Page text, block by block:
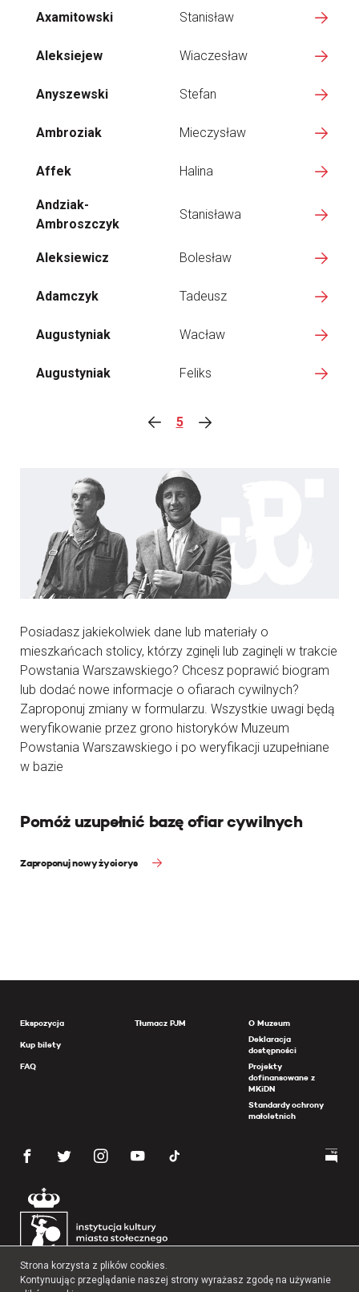
Axamitowski Stanisław
Aleksiejew Wiaczesław
Anyszewski Stefan
Ambroziak Mieczysław
Affek Halina
Andziak-
Ambroszczyk
Stanisława
Aleksiewicz Bolesław
Adamczyk Tadeusz
Augustyniak Wacław
Augustyniak Feliks
5
Posiadasz jakiekolwiek dane lub materiały o
mieszkańcach stolicy, którzy zginęli lub zaginęli w trakcie
Powstania Warszawskiego? Chcesz poprawić biogram
lub dodać nowe informacje o ofiarach cywilnych?
Zaproponuj zmiany w formularzu. Wszystkie uwagi będą
weryfikowanie przez grono historyków Muzeum
Powstania Warszawskiego i po weryfikacji uzupełniane
w bazie
Pomóż uzupełnić bazę ofiar cywilnych
Zaproponuj nowy życiorys
Ekspozycja
Kup bilety
FAQ
Tłumacz PJM
O Muzeum
Deklaracja
dostępności
Projekty
dofinansowane z
MKiDN
Standardy ochrony
małoletnich
Strona korzysta z plików cookies.
Kontynuując przeglądanie naszej strony wyrażasz zgodę na używanie